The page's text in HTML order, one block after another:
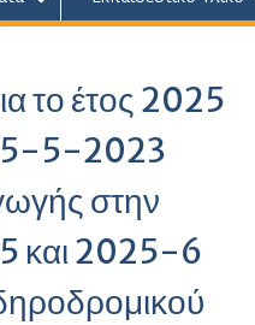
το έτος 2025
5-2023
στην
και 2025-6